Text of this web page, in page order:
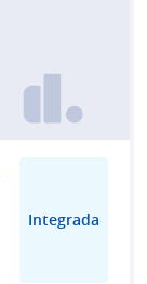
Integrada